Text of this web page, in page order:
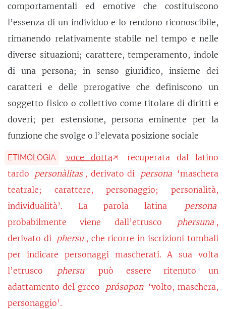
comportamentali ed emotive che costituiscono
l’essenza di un individuo e lo rendono riconoscibile,
rimanendo relativamente stabile nel tempo e nelle
diverse situazioni; carattere, temperamento, indole
di una persona; in senso giuridico, insieme dei
caratteri e delle prerogative che definiscono un
soggetto fisico o collettivo come titolare di diritti e
doveri; per estensione, persona eminente per la
funzione che svolge o l’elevata posizione sociale
ETIMOLOGIA voce dotta
recuperata dal latino
tardo personàlitas , derivato di persona
‘maschera
teatrale; carattere, personaggio; personalità,
individualità’. La parola latina
persona
probabilmente viene dall’etrusco
phersuna ,
derivato di phersu , che ricorre in iscrizioni tombali
per indicare personaggi mascherati. A sua volta
l’etrusco
phersu
può essere ritenuto un
adattamento del greco
prósopon
‘volto, maschera,
personaggio’.